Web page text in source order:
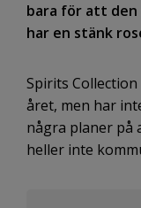
bara för att den
har en stänk
Spirits
året, men har
några planer på
heller inte